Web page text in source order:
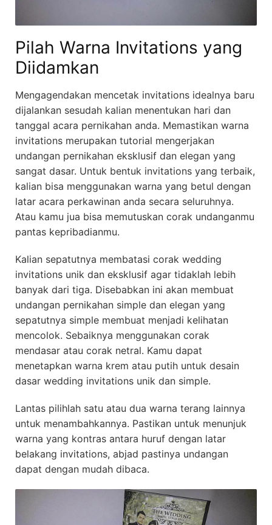
Pilah Warna Invitations yang
Diidamkan
Mengagendakan mencetak invitations idealnya baru
dijalankan sesudah kalian menentukan hari dan
tanggal acara pernikahan anda. Memastikan warna
invitations merupakan tutorial mengerjakan
undangan pernikahan eksklusif dan elegan yang
sangat dasar. Untuk bentuk invitations yang terbaik,
kalian bisa menggunakan warna yang betul dengan
latar acara perkawinan anda secara seluruhnya.
Atau kamu jua bisa memutuskan corak undanganmu
pantas kepribadianmu.
Kalian sepatutnya membatasi corak wedding
invitations unik dan eksklusif agar tidaklah lebih
banyak dari tiga. Disebabkan ini akan membuat
undangan pernikahan simple dan elegan yang
sepatutnya simple membuat menjadi kelihatan
mencolok. Sebaiknya menggunakan corak
mendasar atau corak netral. Kamu dapat
menetapkan warna krem atau putih untuk desain
dasar wedding invitations unik dan simple.
Lantas pilihlah satu atau dua warna terang lainnya
untuk menambahkannya. Pastikan untuk menunjuk
warna yang kontras antara huruf dengan latar
belakang invitations, abjad pastinya undangan
dapat dengan mudah dibaca.